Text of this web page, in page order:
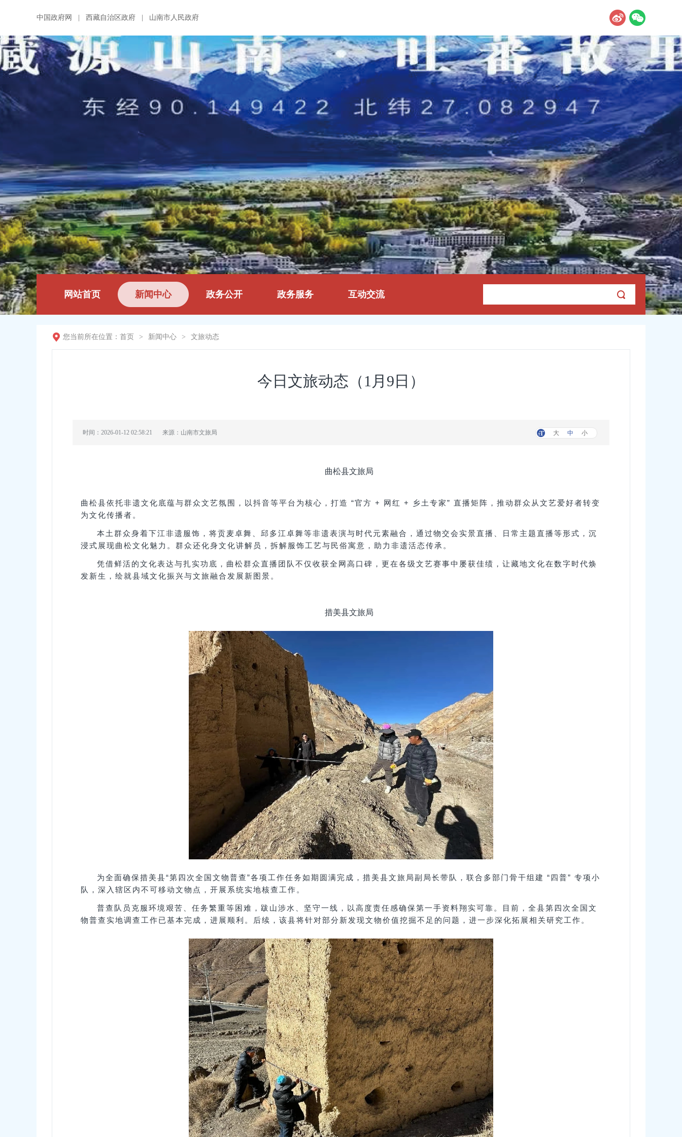
中国政府网 西藏自治区政府 山南市人民政府
网站首页 新闻中心 政务公开 政务服务 互动交流
您当前所在位置： 首页 > 新闻中心 > 文旅动态
今日文旅动态（1月9日）
时间：2026-01-12 02:58:21 来源：山南市文旅局 大 中 小
曲松县文旅局
曲松县依托非遗文化底蕴与群众文艺氛围，以抖音等平台为核心，打造 “官方 + 网红 + 乡土专家” 直播矩阵，推动群众从文艺爱好者转变
为文化传播者。
本土群众身着下江非遗服饰，将贡麦卓舞、邱多江卓舞等非遗表演与时代元素融合，通过物交会实景直播、日常主题直播等形式，沉
浸式展现曲松文化魅力。群众还化身文化讲解员，拆解服饰工艺与民俗寓意，助力非遗活态传承。
凭借鲜活的文化表达与扎实功底，曲松群众直播团队不仅收获全网高口碑，更在各级文艺赛事中屡获佳绩，让藏地文化在数字时代焕
发新生，绘就县域文化振兴与文旅融合发展新图景。
措美县文旅局
为全面确保措美县“第四次全国文物普查”各项工作任务如期圆满完成，措美县文旅局副局长带队，联合多部门骨干组建 “四普” 专项小
队，深入辖区内不可移动文物点，开展系统实地核查工作。
普查队员克服环境艰苦、任务繁重等困难，跋山涉水、坚守一线，以高度责任感确保第一手资料翔实可靠。目前，全县第四次全国文
物普查实地调查工作已基本完成，进展顺利。后续，该县将针对部分新发现文物价值挖掘不足的问题，进一步深化拓展相关研究工作。